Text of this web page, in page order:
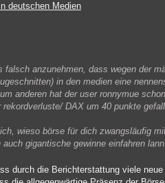
deutschen Medien
falsch anzunehmen, dass wegen der
in den medien eine
anderen hat der user ronnymue
rekordverluste/ DAX um 40 punkte
wieso börse für dich zwangsläufig
gigantische gewinne einfahren lann.
durch die Berichterstattung viele neue